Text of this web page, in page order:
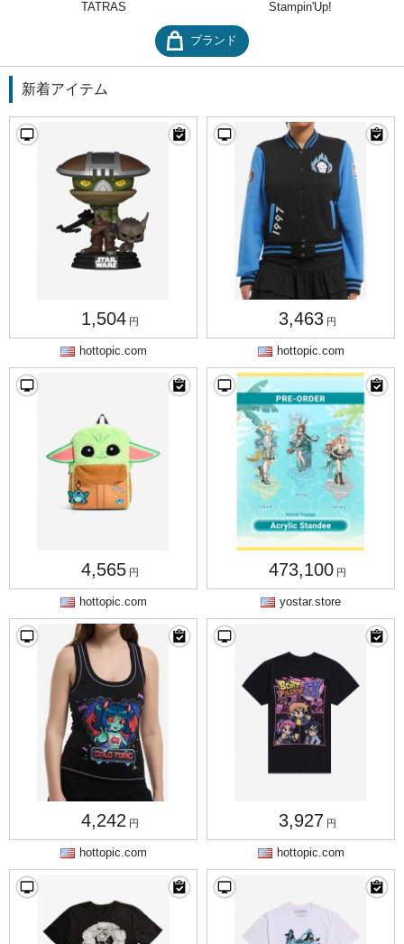
TATRAS Stampin'Up!
ブランド
新着アイテム
1,504 円
hottopic.com
3,463 円
hottopic.com
4,565 円
hottopic.com
473,100 円
yostar.store
4,242 円
hottopic.com
3,927 円
hottopic.com